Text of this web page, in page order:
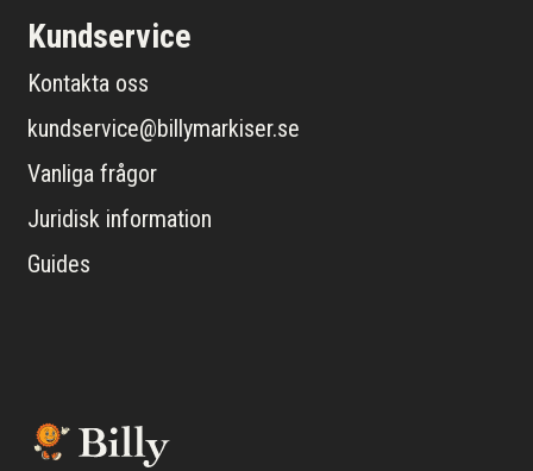
Kundservice
Kontakta oss
kundservice@billymarkiser.se
Vanliga frågor
Juridisk information
Guides